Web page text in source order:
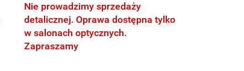
Nie prowadzimy sprzedaży
detalicznej. Oprawa dostępna tylko
w salonach optycznych.
Zapraszamy